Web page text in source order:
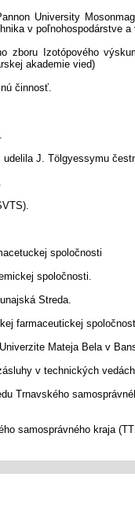
University
v poľnohospodárstve
zboru Izotópového
akademie vied)
činnosť.
J. Tölgyessymu
spoločnosti
spoločnosti.
Streda.
farmaceutickej
Mateja Bela v
v technických
Trnavského
samosprávného kraja